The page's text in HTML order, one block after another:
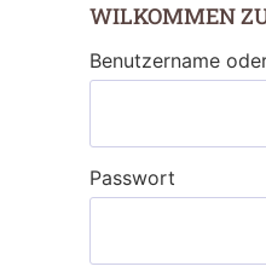
WILKOMMEN
Benutzername
Passwort